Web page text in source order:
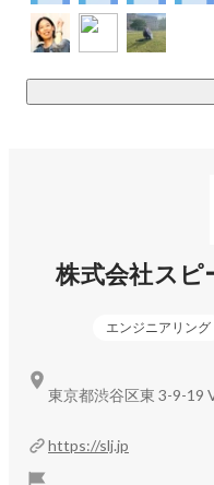
・DX戦略策定
・AI導入
実践的なＩＴ技術研修を
IT基礎から現場で活躍で
スキル習得を支援する実
大学のインターン実施な
株式会社ス
エンジニアリング
https://slj.jp
東京都渋谷区東 3-9-19